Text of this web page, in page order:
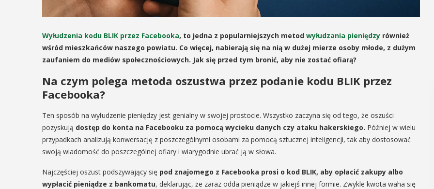
Wyłudzenia kodu BLIK przez Facebooka, to jedna z popularniejszych metod wyłudzania pieniędzy również
wśród mieszkańców naszego powiatu. Co więcej, nabierają się na nią w dużej mierze osoby młode, z dużym
zaufaniem do mediów społecznościowych. Jak się przed tym bronić, aby nie zostać ofiarą?
Na czym polega metoda oszustwa przez podanie kodu BLIK przez
Facebooka?
Ten sposób na wyłudzenie pieniędzy jest genialny w swojej prostocie. Wszystko zaczyna się od tego, że oszuści
pozyskują dostęp do konta na Facebooku za pomocą wycieku danych czy ataku hakerskiego. Później w wielu
przypadkach analizują konwersację z poszczególnymi osobami za pomocą sztucznej inteligencji, tak aby dostosować
swoją wiadomość do poszczególnej ofiary i wiarygodnie ubrać ją w słowa.
Najczęściej oszust podszywający się pod znajomego z Facebooka prosi o kod BLIK, aby opłacić zakupy albo
wypłacić pieniądze z bankomatu, deklarując, że zaraz odda pieniądze w jakiejś innej formie. Zwykle kwota waha się